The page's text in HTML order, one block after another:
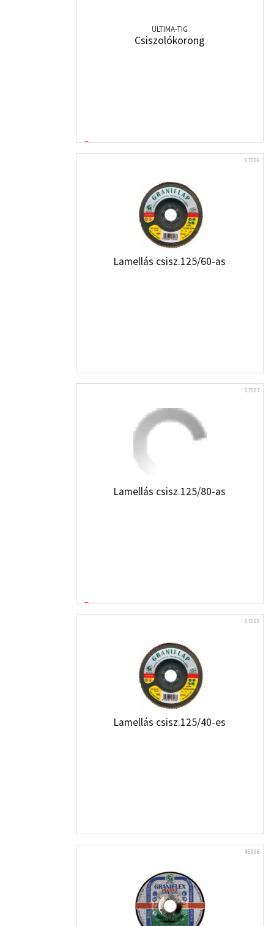
ULTIMA-TIG
Csiszolókorong
57006
Lamellás csisz.125/60-as
57007
Lamellás csisz.125/80-as
57005
Lamellás csisz.125/40-es
45006